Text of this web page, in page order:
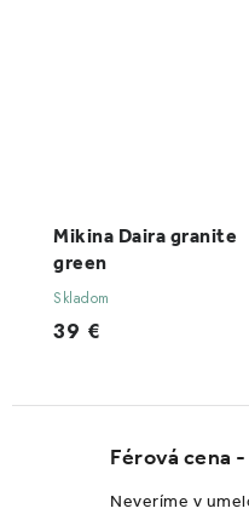
Férová cena
Neveríme v
Mikina Daira granite
green
Skladom
39 €